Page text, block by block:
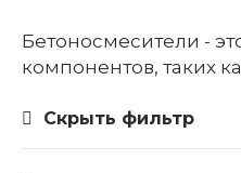
Бетоносмесители -
компонентов, таких
Скрыть фильтр